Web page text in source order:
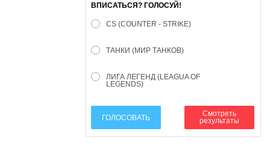
ВПИСАТЬСЯ? ГОЛОСУЙ!
CS (COUNTER - STRIKE)
ТАНКИ (МИР ТАНКОВ)
ЛИГА ЛЕГЕНД (LEAGUA OF
LEGENDS)
ГОЛОСОВАТЬ
Смотреть
результаты